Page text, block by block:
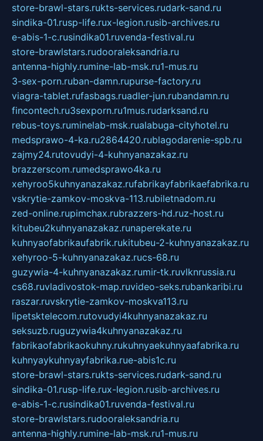
store-brawl-stars.rukts-services.rudark-sand.ru
sindika-01.rusp-life.rux-legion.rusib-archives.ru
e-abis-1-c.rusindika01.ruvenda-festival.ru
store-brawlstars.rudooraleksandria.ru
antenna-highly.rumine-lab-msk.ru1-mus.ru
3-sex-porn.ruban-damn.rupurse-factory.ru
viagra-tablet.rufasbags.ruadler-jun.rubandamn.ru
fincontech.ru3sexporn.ru1mus.rudarksand.ru
rebus-toys.ruminelab-msk.rualabuga-cityhotel.ru
medsprawo-4-ka.ru2864420.rublagodarenie-spb.ru
zajmy24.rutovudyi-4-kuhnyanazakaz.ru
brazzerscom.rumedsprawo4ka.ru
xehyroo5kuhnyanazakaz.rufabrikayfabrikaefabrika.ru
vskrytie-zamkov-moskva-113.rubiletnadom.ru
zed-online.rupimchax.rubrazzers-hd.ruz-host.ru
kitubeu2kuhnyanazakaz.runaperekate.ru
kuhnyaofabrikaufabrik.rukitubeu-2-kuhnyanazakaz.ru
xehyroo-5-kuhnyanazakaz.rucs-68.ru
guzywia-4-kuhnyanazakaz.rumir-tk.ruvlknrussia.ru
cs68.ruvladivostok-map.ruvideo-seks.rubankaribi.ru
raszar.ruvskrytie-zamkov-moskva113.ru
lipetsktelecom.rutovudyi4kuhnyanazakaz.ru
seksuzb.ruguzywia4kuhnyanazakaz.ru
fabrikaofabrikaokuhny.rukuhnyaekuhnyaafabrika.ru
kuhnyaykuhnyayfabrika.rue-abis1c.ru
store-brawl-stars.rukts-services.rudark-sand.ru
sindika-01.rusp-life.rux-legion.rusib-archives.ru
e-abis-1-c.rusindika01.ruvenda-festival.ru
store-brawlstars.rudooraleksandria.ru
antenna-highly.rumine-lab-msk.ru1-mus.ru